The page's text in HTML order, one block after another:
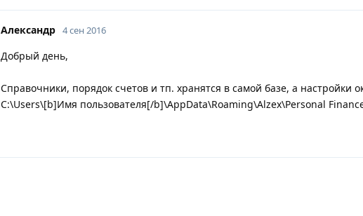
Александр 4 сен 2016
Добрый день,
Справочники, порядок счетов и тп. хранятся в самой базе, а настройки
C:\Users\[b]Имя пользователя[/b]\AppData\Roaming\Alzex\Personal